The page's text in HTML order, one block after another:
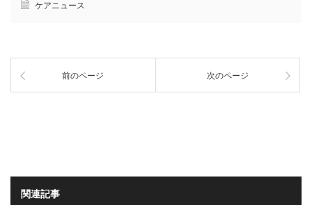
ケアニュース
前のページ 次のページ
関連記事